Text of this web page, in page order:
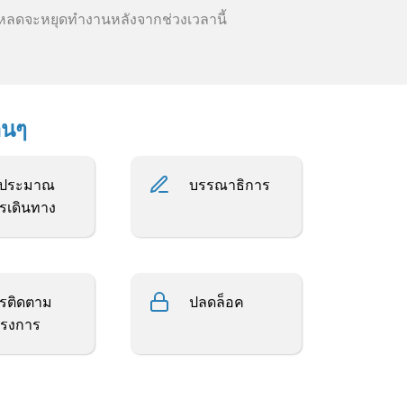
ดจะหยุดทำงานหลังจากช่วงเวลานี้
ๆ
ระมาณ
เดินทาง
บรรณาธิการ
ติดตาม
งการ
ปลดล็อค